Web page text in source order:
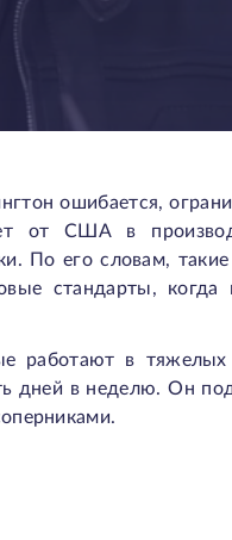
ошибается,
от США в
По его словам,
стандарты,
работают в
дней в неделю. Он